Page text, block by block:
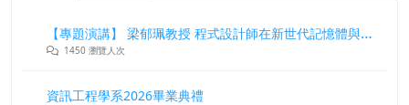
【專題演講】 梁郁珮教授 程式設計師在新世代記憶體與儲存系統中的角色與挑戰
1450 瀏覽人次
資訊工程學系2026畢業典禮